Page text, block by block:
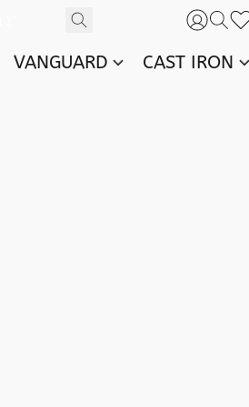
VANGUARD CAST IRON